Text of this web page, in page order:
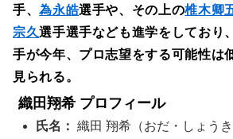
手、為永皓選手や、その上の椎木卿
宗久選手選手なども進学をしており
手が今年、プロ志望をする可能性は
見られる。
織田翔希 プロフィール
氏名： 織田 翔希（おだ・しょうき